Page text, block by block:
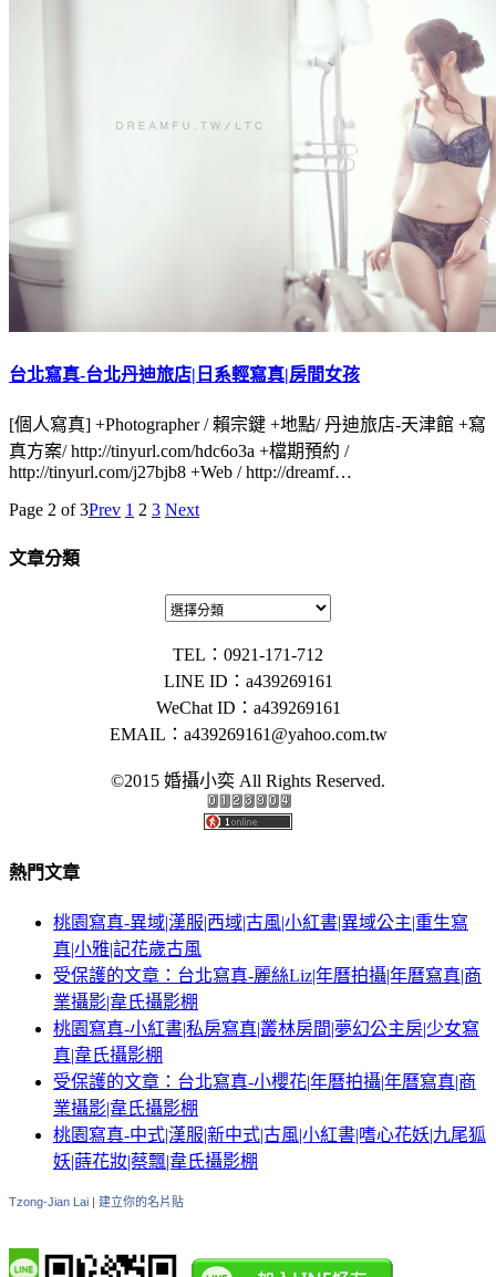
台北寫真-台北丹迪旅店|日系輕寫真|房間女孩
[個人寫真] +Photographer / 賴宗鍵 +地點/ 丹迪旅店-天津館 +寫
真方案/ http://tinyurl.com/hdc6o3a +檔期預約 /
http://tinyurl.com/j27bjb8 +Web / http://dreamf…
Page 2 of 3Prev 1 2 3 Next
文章分類
TEL：0921-171-712
LINE ID：a439269161
WeChat ID：a439269161
EMAIL： a439269161@yahoo.com.tw
©2015 婚攝小奕 All Rights Reserved.
熱門文章
桃園寫真-異域|漢服|西域|古風|小紅書|異域公主|重生寫
真|小雅|記花歲古風
受保護的文章：台北寫真-麗絲Liz|年曆拍攝|年曆寫真|商
業攝影|韋氏攝影棚
桃園寫真-小紅書|私房寫真|叢林房間|夢幻公主房|少女寫
真|韋氏攝影棚
受保護的文章：台北寫真-小櫻花|年曆拍攝|年曆寫真|商
業攝影|韋氏攝影棚
桃園寫真-中式|漢服|新中式|古風|小紅書|嗜心花妖|九尾狐
妖|蒔花妝|蔡飄|韋氏攝影棚
Tzong-Jian Lai 建立你的名片貼